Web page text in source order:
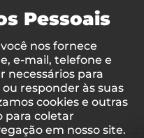
Pessoais
nos fornece
e-mail, telefone e
necessários para
responder às suas
cookies e outras
para coletar
em nosso site.